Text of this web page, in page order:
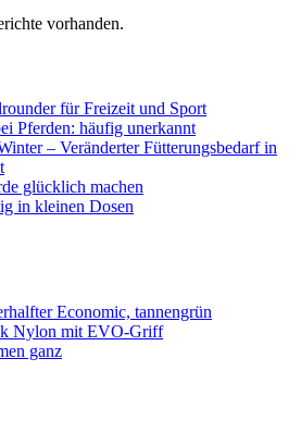
vorhanden.
für Freizeit und Sport
Pferden: häufig unerkannt
– Veränderter Fütterungsbedarf in
glücklich machen
in kleinen Dosen
Economic, tannengrün
Nylon mit EVO-Griff
ganz